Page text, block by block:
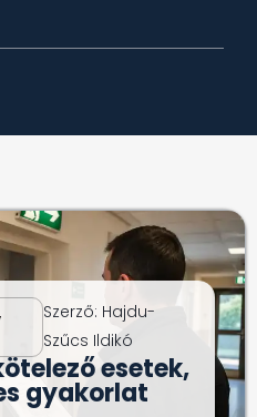
,
Szerző: Hajdu-
Szűcs Ildikó
esetek,
gyakorlat